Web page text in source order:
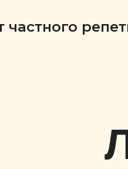
частного